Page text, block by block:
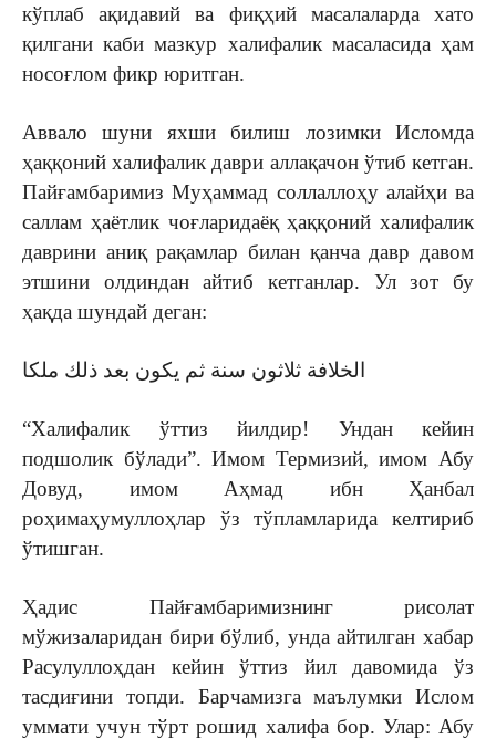
кўплаб ақидавий ва фиқҳий масалаларда хато
қилгани каби мазкур халифалик масаласида ҳам
носоғлом фикр юритган.
Аввало шуни яхши билиш лозимки Исломда
ҳаққоний халифалик даври аллақачон ўтиб кетган.
Пайғамбаримиз Муҳаммад соллаллоҳу алайҳи ва
саллам ҳаётлик чоғларидаёқ ҳаққоний халифалик
даврини аниқ рақамлар билан қанча давр давом
этшини олдиндан айтиб кетганлар. Ул зот бу
ҳақда шундай деган:
الخلافة ثلاثون سنة ثم يكون بعد ذلك ملكا
“Халифалик ўттиз йилдир! Ундан кейин
подшолик бўлади”. Имом Термизий, имом Абу
Довуд, имом Аҳмад ибн Ҳанбал
роҳимаҳумуллоҳлар ўз тўпламларида келтириб
ўтишган.
Ҳадис Пайғамбаримизнинг рисолат
мўжизаларидан бири бўлиб, унда айтилган хабар
Расулуллоҳдан кейин ўттиз йил давомида ўз
тасдиғини топди. Барчамизга маълумки Ислом
уммати учун тўрт рошид халифа бор. Улар: Абу